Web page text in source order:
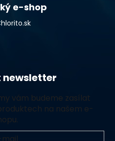
e-shop
vám budeme zasílat
na našem e-